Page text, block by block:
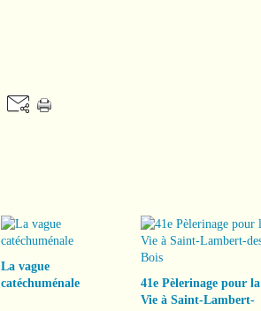
La vague
catéchuménale
41e Pèlerinage pour la
Vie à Saint-Lambert-